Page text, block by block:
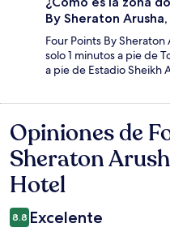
By Sheraton
Four Points By
solo 1 minutos a pie de
a pie de Estadio Sheikh
Opiniones
Opiniones de
Sheraton
Hotel
8.8 Excelente